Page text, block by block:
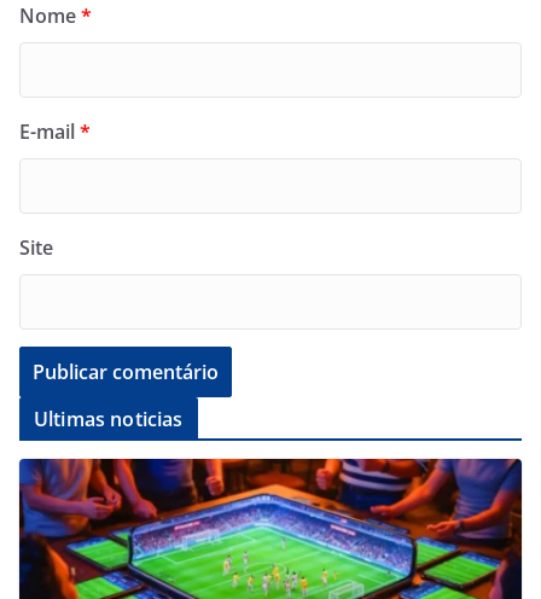
Nome*
E-mail*
Site
Ultimas noticias